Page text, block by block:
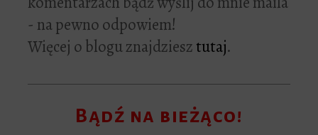
- na pewno odpowiem!
Więcej o blogu znajdziesztutaj.
Bądź na bieżąco!